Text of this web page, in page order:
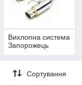
Вихлопна система
Запорожець
Сортування